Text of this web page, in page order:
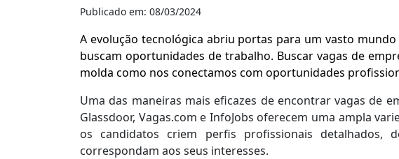
Publicado em: 08/03/2024
A evolução tecnológica abriu portas para um vasto
buscam oportunidades de trabalho. Buscar vagas de
molda como nos conectamos com oportunidades
Uma das maneiras mais eficazes de encontrar vagas de
Glassdoor, Vagas.com e InfoJobs oferecem uma ampla
os candidatos criem perfis profissionais detalhados,
correspondam aos seus interesses.